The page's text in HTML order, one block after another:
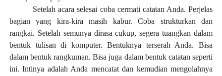
Setelah acara selesai coba cermati catatan Anda. Perjelas
bagian yang kira-kira masih kabur. Coba strukturkan dan
rangkai. Setelah semunya dirasa cukup, segera tuangkan dalam
bentuk tulisan di komputer. Bentuknya terserah Anda. Bisa
dalam bentuk rangkuman. Bisa juga dalam bentuk catatan seperti
ini. Intinya adalah Anda mencatat dan kemudian mengolahnya